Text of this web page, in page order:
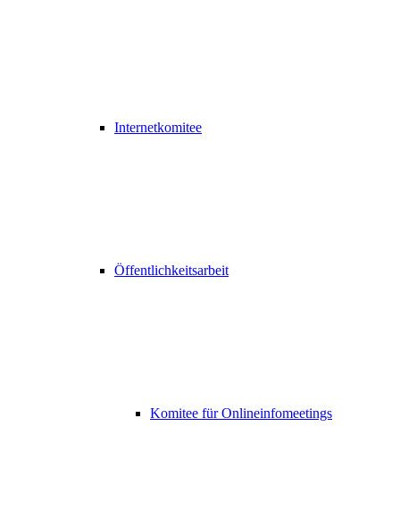
Internetkomitee
Öffentlichkeitsarbeit
Komitee für Onlineinfomeetings